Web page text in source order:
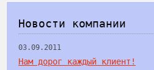
Новости компании
03.09.2011
Нам дорог каждый клиент!